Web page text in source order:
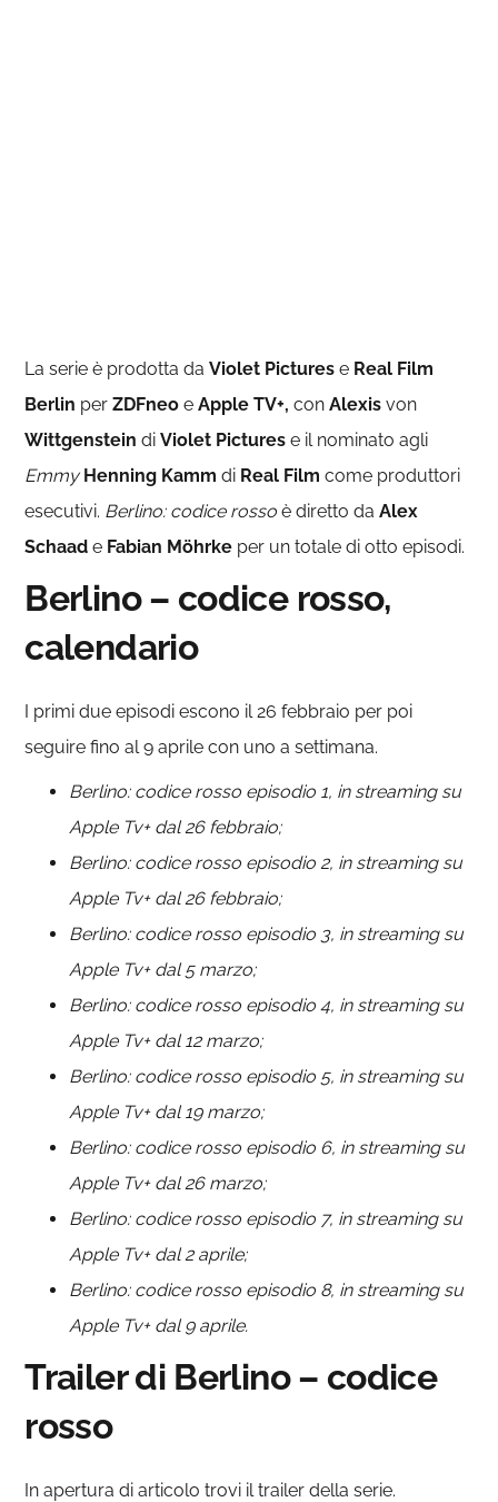
La serie è prodotta daViolet Pictures e Real Film
Berlin perZDFneo eApple TV+, conAlexis von
WittgensteindiViolet Pictures e il nominato agli
Emmy Henning Kamm di Real Film come produttori
esecutivi. Berlino: codice rosso è diretto daAlex
Schaad e Fabian Möhrke per un totale di otto episodi.
Berlino – codice rosso,
calendario
I primi due episodi escono il 26 febbraio per poi
seguire fino al 9 aprile con uno a settimana.
Berlino: codice rosso episodio 1, in streaming su
Apple Tv+ dal 26 febbraio;
Berlino: codice rosso episodio 2, in streaming su
Apple Tv+ dal 26 febbraio;
Berlino: codice rosso episodio 3, in streaming su
Apple Tv+ dal 5 marzo;
Berlino: codice rosso episodio 4, in streaming su
Apple Tv+ dal 12 marzo;
Berlino: codice rosso episodio 5, in streaming su
Apple Tv+ dal 19 marzo;
Berlino: codice rosso episodio 6, in streaming su
Apple Tv+ dal 26 marzo;
Berlino: codice rosso episodio 7, in streaming su
Apple Tv+ dal 2 aprile;
Berlino: codice rosso episodio 8, in streaming su
Apple Tv+ dal 9 aprile.
Trailer di Berlino – codice
rosso
In apertura di articolo trovi il trailer della serie.